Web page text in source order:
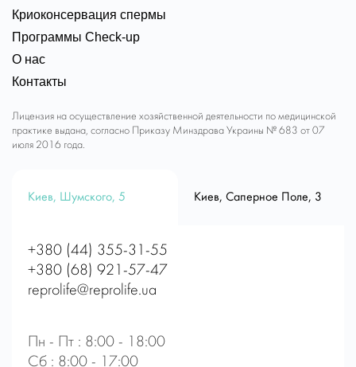
Криоконсервация спермы
Программы Check-up
О нас
Контакты
Лицензия на осуществление хозяйственной деятельности по медицинской
практике выдана, согласно Приказу Минздрава Украины № 683 от 07
июля 2016 года.
Киев, Шумского, 5 Киев, Саперное Поле, 3
+380 (44) 355-31-55
+380 (68) 921-57-47
reprolife@reprolife.ua
Пн - Пт : 8:00 - 18:00
Сб : 8:00 - 17:00